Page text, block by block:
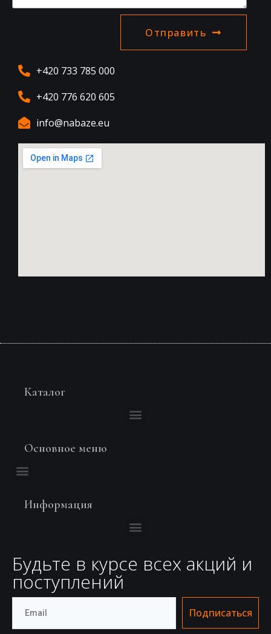
Отправить
+420 733 785 000
+420 776 620 605
info@nabaze.eu
Каталог
Основное меню
Информация
Будьте в курсе всех акций и
поступлений
Подписаться